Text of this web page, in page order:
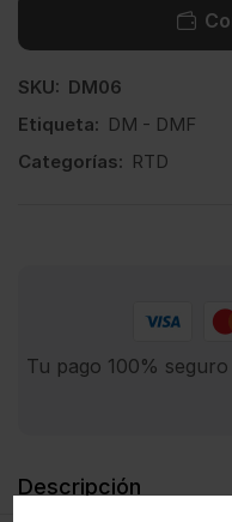
SKU: DM06
Etiqueta: DM - DMF
Categorías: RTD
Tu pago 100%
Descripción